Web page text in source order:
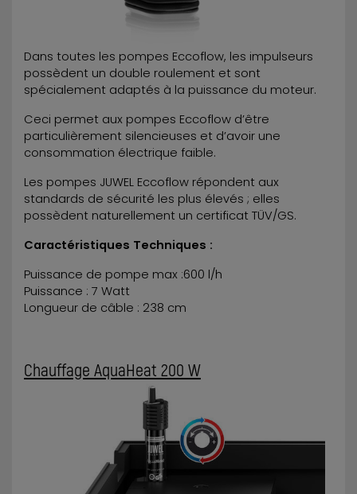
Dans toutes les pompes Eccoflow, les impulseurs
possèdent un double roulement et sont
spécialement adaptés à la puissance du moteur.
Ceci permet aux pompes Eccoflow d’être
particulièrement silencieuses et d’avoir une
consommation électrique faible.
Les pompes JUWEL Eccoflow répondent aux
standards de sécurité les plus élevés ; elles
possèdent naturellement un certificat TÜV/GS.
Caractéristiques Techniques :
Puissance de pompe max :600 l/h
Puissance : 7 Watt
Longueur de câble : 238 cm
Chauffage AquaHeat 200 W